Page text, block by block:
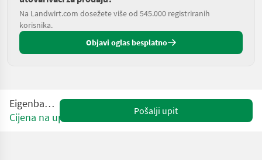
Na Landwirt.com dosežete više od 545.000 registriranih
korisnika.
Objavi oglas besplatno
Eigenbau 1600
Cijena na upit
Pošalji upit